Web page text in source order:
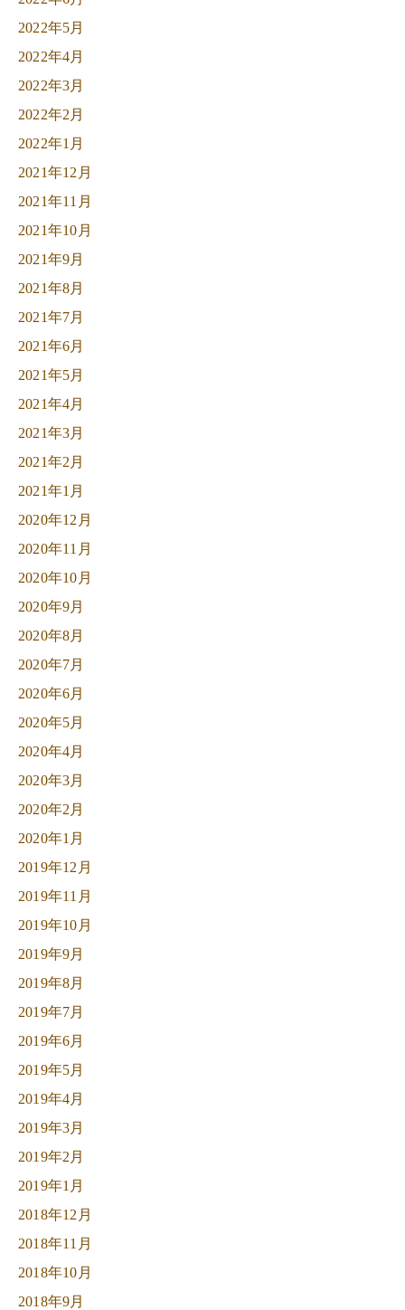
2022年5月
2022年4月
2022年3月
2022年2月
2022年1月
2021年12月
2021年11月
2021年10月
2021年9月
2021年8月
2021年7月
2021年6月
2021年5月
2021年4月
2021年3月
2021年2月
2021年1月
2020年12月
2020年11月
2020年10月
2020年9月
2020年8月
2020年7月
2020年6月
2020年5月
2020年4月
2020年3月
2020年2月
2020年1月
2019年12月
2019年11月
2019年10月
2019年9月
2019年8月
2019年7月
2019年6月
2019年5月
2019年4月
2019年3月
2019年2月
2019年1月
2018年12月
2018年11月
2018年10月
2018年9月